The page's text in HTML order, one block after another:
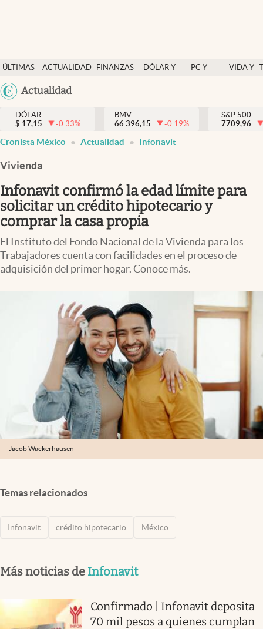
ÚLTIMAS
NOTICIAS
ACTUALIDAD
FINANZAS
DÓLAR Y
PC Y
VIDA Y
México
Actualidad
Actualidad
Finanzas y economía
Dólar y mercados
Pc y celular
Vida y estilo
Tv
Clima
abre en nueva pestaña
México
DÓLAR
$ 17,15 -0.33%
BMV
66.396,15
-0.19%
S&P 500
7709,96
Cronista México Actualidad Infonavit
Vivienda
Infonavit confirmó la edad límite para
solicitar un crédito hipotecario y
comprar la casa propia
El Instituto del Fondo Nacional de la Vivienda para los
Trabajadores cuenta con facilidades en el proceso de
adquisición del primer hogar. Conoce más.
Jacob Wackerhausen
Temas relacionados
Infonavit crédito hipotecario México
Más noticias de Infonavit
Confirmado | Infonavit deposita
70 mil pesos a quienes cumplan